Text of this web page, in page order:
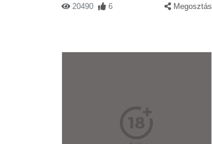
20490 6 Megosztás